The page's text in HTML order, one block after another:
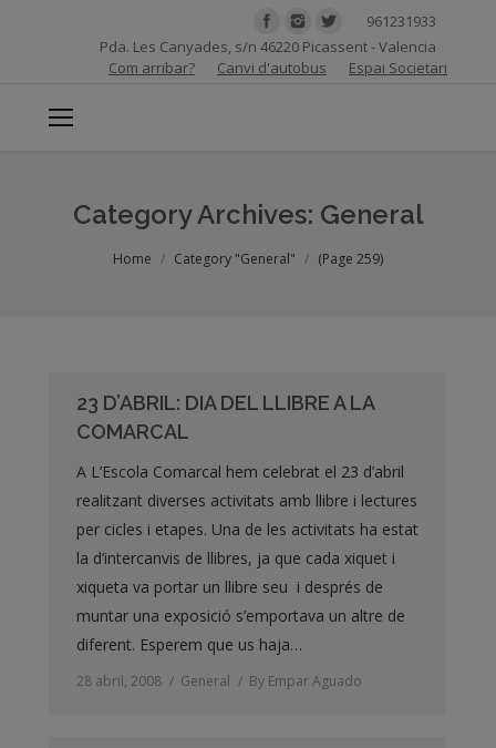
961231933
Pda. Les Canyades, s/n 46220 Picassent - Valencia
Com arribar?
Canvi d'autobus Espai Societari
Category Archives: General
You are here:
Home Category "General" (Page 259)
23 D’ABRIL: DIA DEL LLIBRE A LA
COMARCAL
A L’Escola Comarcal hem celebrat el 23 d’abril
realitzant diverses activitats amb llibre i lectures
per cicles i etapes. Una de les activitats ha estat
la d’intercanvis de llibres, ja que cada xiquet i
xiqueta va portar un llibre seu i després de
muntar una exposició s’emportava un altre de
diferent. Esperem que us haja…
28 abril, 2008 General By Empar Aguado